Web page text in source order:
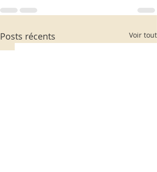
Posts récents Voir tout